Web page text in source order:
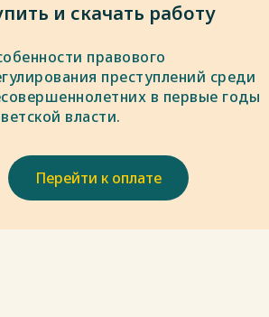
и скачать работу
правового
преступлений среди
в первые годы
власти.
Перейти к оплате